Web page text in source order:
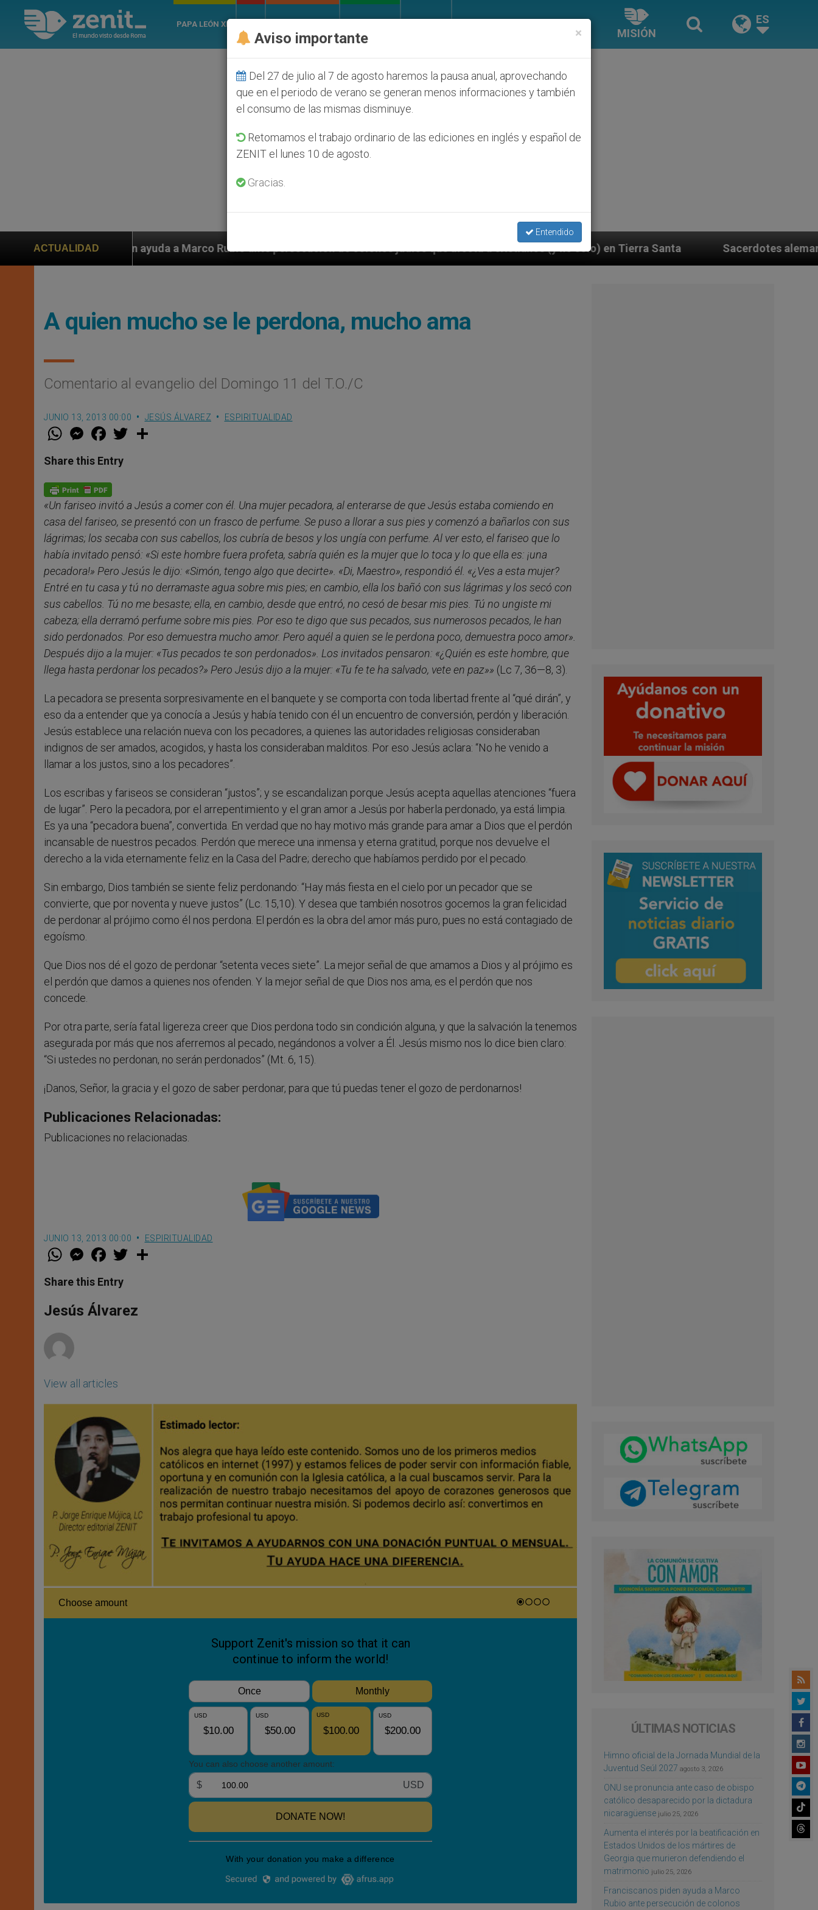
PAPA LEÓN XIV
MISIÓN
ES
ACTUALIDAD
ayuda a Marco Rubio ante persecución de colonos judíos que afecta a cristianos (y no sólo) en Tierra Santa Sacerdotes alemanes fieles al Papa
A quien mucho se le perdona, mucho ama
Comentario al evangelio del Domingo 11 del T.O./C
JUNIO 13, 2013 00:00 JESÚS ÁLVAREZ ESPIRITUALIDAD
W
t
s
p
p
M
e
s
e
g
e
r
F
a
e
b
o
k
w
Share this Entry
«Un fariseo invitó a Jesús a comer con él. Una mujer pecadora, al enterarse de que Jesús estaba comiendo en
casa del fariseo, se presentó con un frasco de perfume. Se puso a llorar a sus pies y comenzó a bañarlos con sus
lágrimas; los secaba con sus cabellos, los cubría de besos y los ungía con perfume. Al ver esto, el fariseo que lo
había invitado pensó: «Si este hombre fuera profeta, sabría quién es la mujer que lo toca y lo que ella es: ¡una
pecadora!» Pero Jesús le dijo: «Simón, tengo algo que decirte». «Di, Maestro», respondió él. «¿Ves a esta mujer?
Entré en tu casa y tú no derramaste agua sobre mis pies; en cambio, ella los bañó con sus lágrimas y los secó con
sus cabellos. Tú no me besaste; ella, en cambio, desde que entró, no cesó de besar mis pies. Tú no ungiste mi
cabeza; ella derramó perfume sobre mis pies. Por eso te digo que sus pecados, sus numerosos pecados, le han
sido perdonados. Por eso demuestra mucho amor. Pero aquél a quien se le perdona poco, demuestra poco amor».
Después dijo a la mujer: «Tus pecados te son perdonados». Los invitados pensaron: «¿Quién es este hombre, que
llega hasta perdonar los pecados?» Pero Jesús dijo a la mujer: «Tu fe te ha salvado, vete en paz»» (Lc 7, 36—8, 3).
La pecadora se presenta sorpresivamente en el banquete y se comporta con toda libertad frente al “qué dirán”, y
eso da a entender que ya conocía a Jesús y había tenido con él un encuentro de conversión, perdón y liberación.
Jesús establece una relación nueva con los pecadores, a quienes las autoridades religiosas consideraban
indignos de ser amados, acogidos, y hasta los consideraban malditos. Por eso Jesús aclara: “No he venido a
llamar a los justos, sino a los pecadores”.
Los escribas y fariseos se consideran “justos”; y se escandalizan porque Jesús acepta aquellas atenciones “fuera
de lugar”. Pero la pecadora, por el arrepentimiento y el gran amor a Jesús por haberla perdonado, ya está limpia.
Es ya una “pecadora buena”, convertida. En verdad que no hay motivo más grande para amar a Dios que el perdón
incansable de nuestros pecados. Perdón que merece una inmensa y eterna gratitud, porque nos devuelve el
derecho a la vida eternamente feliz en la Casa del Padre; derecho que habíamos perdido por el pecado.
Sin embargo, Dios también se siente feliz perdonando: “Hay más fiesta en el cielo por un pecador que se
convierte, que por noventa y nueve justos” (Lc. 15,10). Y desea que también nosotros gocemos la gran felicidad
de perdonar al prójimo como él nos perdona. El perdón es la obra del amor más puro, pues no está contagiado de
egoísmo.
Que Dios nos dé el gozo de perdonar “setenta veces siete”. La mejor señal de que amamos a Dios y al prójimo es
el perdón que damos a quienes nos ofenden. Y la mejor señal de que Dios nos ama, es el perdón que nos
concede.
Por otra parte, sería fatal ligereza creer que Dios perdona todo sin condición alguna, y que la salvación la tenemos
asegurada por más que nos aferremos al pecado, negándonos a volver a Él. Jesús mismo nos lo dice bien claro:
“Si ustedes no perdonan, no serán perdonados” (Mt. 6, 15).
¡Danos, Señor, la gracia y el gozo de saber perdonar, para que tú puedas tener el gozo de perdonarnos!
Publicaciones Relacionadas:
Publicaciones no relacionadas.
JUNIO 13, 2013 00:00 ESPIRITUALIDAD
W
t
s
p
p
M
e
s
e
g
e
F
a
e
b
o
k
w
r
Share this Entry
Jesús Álvarez
View all articles
ÚLTIMAS NOTICIAS
Himno oficial de la Jornada Mundial de la
Juventud Seúl 2027 agosto 3, 2026
ONU se pronuncia ante caso de obispo
católico desaparecido por la dictadura
nicaragüense julio 25, 2026
Aumenta el interés por la beatificación en
Estados Unidos de los mártires de
Georgia que murieron defendiendo el
matrimonio julio 25, 2026
Franciscanos piden ayuda a Marco
Rubio ante persecución de colonos
×
Aviso importante
Del 27 de julio al 7 de agosto haremos la pausa anual, aprovechando
que en el periodo de verano se generan menos informaciones y también
el consumo de las mismas disminuye.
Retomamos el trabajo ordinario de las ediciones en inglés y español de
ZENIT el lunes 10 de agosto.
Gracias.
Entendido